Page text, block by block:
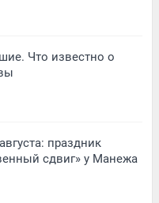
Что известно о
праздник
сдвиг» у Манежа